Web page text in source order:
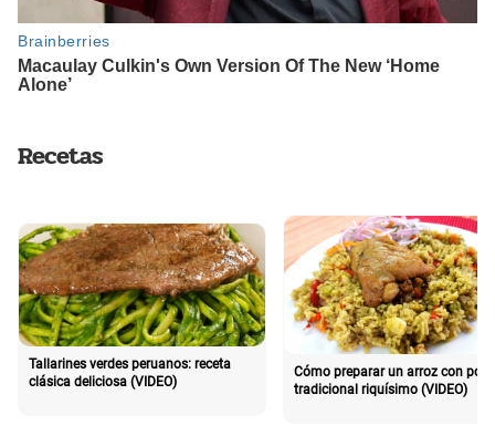
Recetas
Tallarines verdes peruanos: receta
clásica deliciosa (VIDEO)
Cómo preparar un arroz con pollo
tradicional riquísimo (VIDEO)